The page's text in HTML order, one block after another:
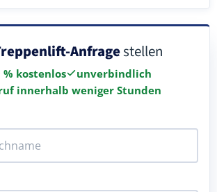
Anfragestellen
% kostenlos
unverbindlich
innerhalb weniger Stunden